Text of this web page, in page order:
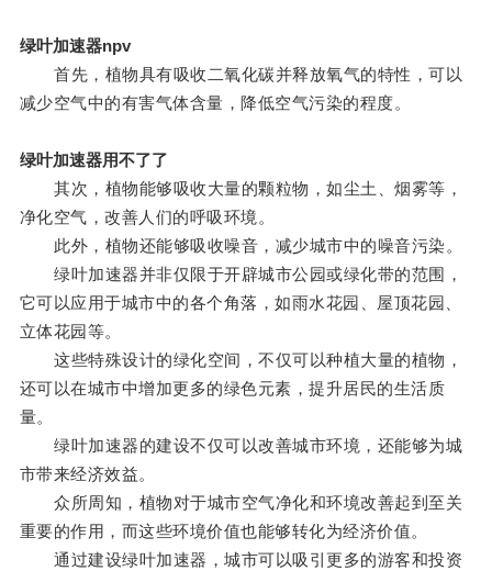
绿叶加速器npv
首先，植物具有吸收二氧化碳并释放氧气的特性，可以
减少空气中的有害气体含量，降低空气污染的程度。
绿叶加速器用不了了
其次，植物能够吸收大量的颗粒物，如尘土、烟雾等，
净化空气，改善人们的呼吸环境。
此外，植物还能够吸收噪音，减少城市中的噪音污染。
绿叶加速器并非仅限于开辟城市公园或绿化带的范围，
它可以应用于城市中的各个角落，如雨水花园、屋顶花园、
立体花园等。
这些特殊设计的绿化空间，不仅可以种植大量的植物，
还可以在城市中增加更多的绿色元素，提升居民的生活质
量。
绿叶加速器的建设不仅可以改善城市环境，还能够为城
市带来经济效益。
众所周知，植物对于城市空气净化和环境改善起到至关
重要的作用，而这些环境价值也能够转化为经济价值。
通过建设绿叶加速器，城市可以吸引更多的游客和投资